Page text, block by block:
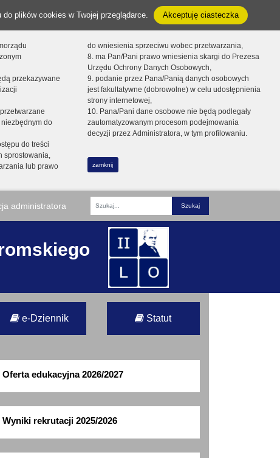
plików cookies w Twojej przeglądarce. Akceptuję ciasteczka
przekazywane
do
do treści
sprostowania,
lub prawo
do wniesienia sprzeciwu wobec przetwarzania,
8. ma Pan/Pani prawo wniesienia skargi do Prezesa
Urzędu Ochrony Danych Osobowych,
9. podanie przez Pana/Panią danych osobowych
jest fakultatywne (dobrowolne) w celu udostępnienia
strony internetowej,
10. Pana/Pani dane osobowe nie będą podlegały
zautomatyzowanym procesom podejmowania
decyzji przez Administratora, w tym profilowaniu.
zamknij
administratora
Fraza
e-Dziennik Statut
Oferta edukacyjna 2026/2027
Wyniki rekrutacji 2025/2026